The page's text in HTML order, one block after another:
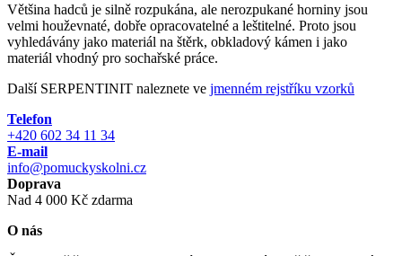
Většina hadců je silně rozpukána, ale nerozpukané horniny jsou
velmi houževnaté, dobře opracovatelné a leštitelné. Proto jsou
vyhledávány jako materiál na štěrk, obkladový kámen i jako
materiál vhodný pro sochařské práce.
Další SERPENTINIT naleznete ve jmenném rejstříku vzorků
Telefon
+420 602 34 11 34
E-mail
info@pomuckyskolni.cz
Doprava
Nad 4 000 Kč zdarma
O nás